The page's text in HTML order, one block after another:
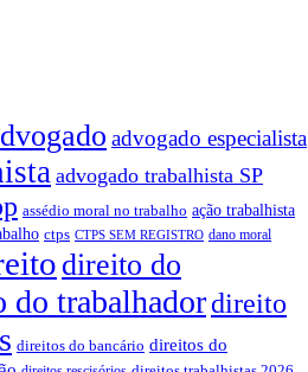
advogado especialista
advogado trabalhista SP
assédio moral no trabalho ação trabalhista
ctps CTPS SEM REGISTRO dano moral
direito do
do trabalhadordireito
direitos do bancário direitos do